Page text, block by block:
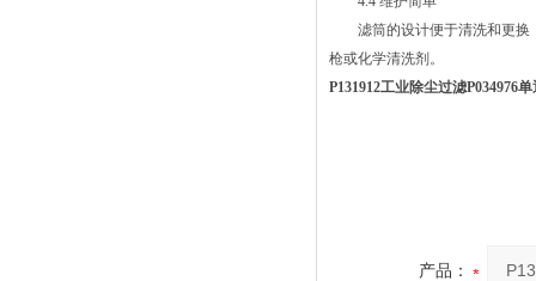
滤筒的设计便于清洗和更换，
枪或化学清洗剂。
P131912工业除尘过滤P034976
产品：